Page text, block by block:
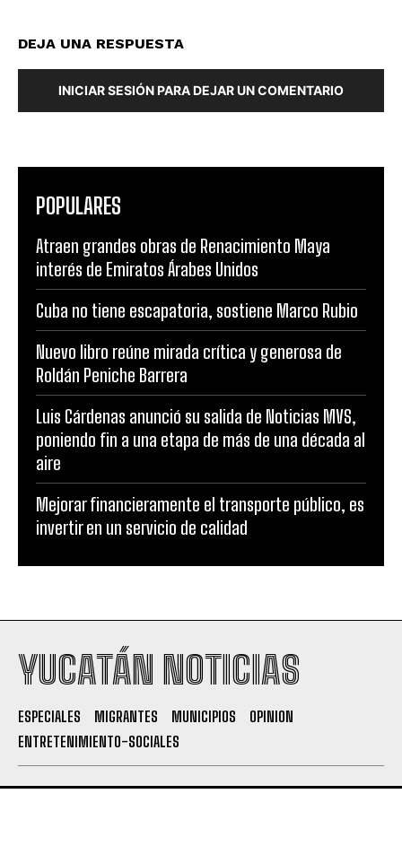
DEJA UNA RESPUESTA
INICIAR SESIÓN PARA DEJAR UN COMENTARIO
POPULARES
Atraen grandes obras de Renacimiento Maya
interés de Emiratos Árabes Unidos
Cuba no tiene escapatoria, sostiene Marco Rubio
Nuevo libro reúne mirada crítica y generosa de
Roldán Peniche Barrera
Luis Cárdenas anunció su salida de Noticias MVS,
poniendo fin a una etapa de más de una década al
aire
Mejorar financieramente el transporte público, es
invertir en un servicio de calidad
YUCATÁN NOTICIAS
ESPECIALES MIGRANTES MUNICIPIOS
OPINION
ENTRETENIMIENTO-SOCIALES